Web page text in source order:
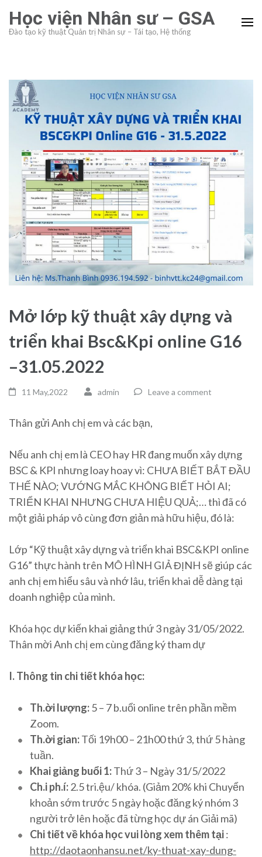
content
Học viện Nhân sư – GSA
Đào tạo kỹ thuật Quản trị Nhân sự – Tái tạo, Hệ thống
Mở lớp kỹ thuật xây dựng và
triển khai Bsc&Kpi online G16
–31.05.2022
11 May,2022 admin Leave a comment
Thân gửi Anh chị em và các bạn,
Nếu anh chị em là CEO hay HR đang muốn xây dựng
BSC & KPI nhưng loay hoay vì: CHƯA BIẾT BẮT ĐẦU
THẾ NÀO; VƯỚNG MẮC KHÔNG BIẾT HỎI AI;
TRIỂN KHAI NHƯNG CHƯA HIỆU QUẢ;… thì đã có
một giải pháp vô cùng đơn giản mà hữu hiệu, đó là:
Lớp “Kỹ thuật xây dựng và triển khai BSC&KPI online
G16” thực hành trên MÔ HÌNH GIẢ ĐỊNH sẽ giúp các
anh chị em hiểu sâu và nhớ lâu, triển khai dễ dàng tại
doanh nghiệp của mình.
Khóa học dự kiến khai giảng thứ 3 ngày 31/05/2022.
Thân mời Anh chị em cùng đăng ký tham dự
I. Thông tin chi tiết khóa học:
Th.ời lượng:5 – 7 b.uổi online trên phần mềm
Zoom.
Th.ời gian:Tối 19h00 – 21h00 thứ 3, thứ 5 hàng
tuần.
Khai giảng buổi 1:Thứ 3 – Ngày 31/5/2022
Ch.i ph.í:2.5 tri.ệu/ khóa. (Giảm 20% khi Chuyển
khoản sớm trước 5 ngày hoặc đăng ký nhóm 3
người trở lên hoặc đã từng học dự án Giải mã)
Chi tiết về khóa học vui lòng xem thêm tại:
http://daotaonhansu.net/ky-thuat-xay-dung-